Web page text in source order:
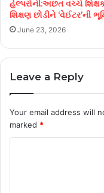
હેલ્પરોની:અછત વચ્ચે
શિક્ષણ છોડીને ‘વેઈટર’ની
June 23, 2026
Leave a Reply
Your email address will
marked *